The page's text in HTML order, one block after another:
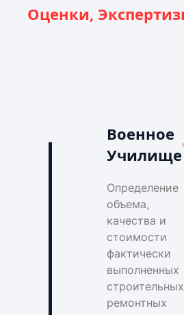
Оценки,
Военное
Училище
Определение
объема,
качества и
стоимости
фактически
выполненных
ремонтных